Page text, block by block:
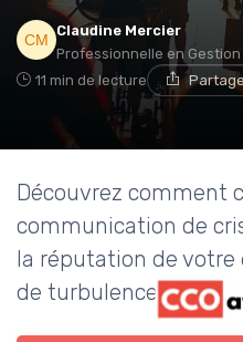
Claudine Mercier
Professionnelle en Gestion
11 min de lecture
Découvrez comment
communication de
la réputation de votre
de turbulence.